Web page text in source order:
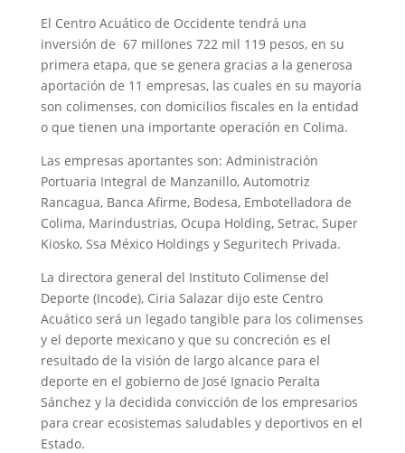
El Centro Acuático de Occidente tendrá una
inversión de 67 millones 722 mil 119 pesos, en su
primera etapa, que se genera gracias a la generosa
aportación de 11 empresas, las cuales en su mayoría
son colimenses, con domicilios fiscales en la entidad
o que tienen una importante operación en Colima.
Las empresas aportantes son: Administración
Portuaria Integral de Manzanillo, Automotriz
Rancagua, Banca Afirme, Bodesa, Embotelladora de
Colima, Marindustrias, Ocupa Holding, Setrac, Super
Kiosko, Ssa México Holdings y Seguritech Privada.
La directora general del Instituto Colimense del
Deporte (Incode), Ciria Salazar dijo este Centro
Acuático será un legado tangible para los colimenses
y el deporte mexicano y que su concreción es el
resultado de la visión de largo alcance para el
deporte en el gobierno de José Ignacio Peralta
Sánchez y la decidida convicción de los empresarios
para crear ecosistemas saludables y deportivos en el
Estado.